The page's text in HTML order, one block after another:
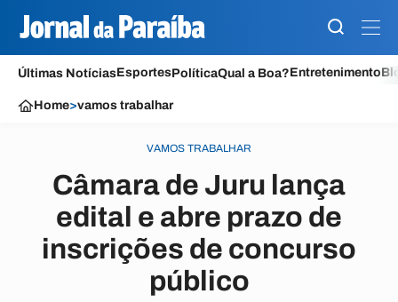
Últimas NotíciasEsportesPolíticaQual a Boa?Entretenimento
Home>vamos trabalhar
VAMOS TRABALHAR
Câmara de Juru lança
edital e abre prazo de
inscrições de concurso
público